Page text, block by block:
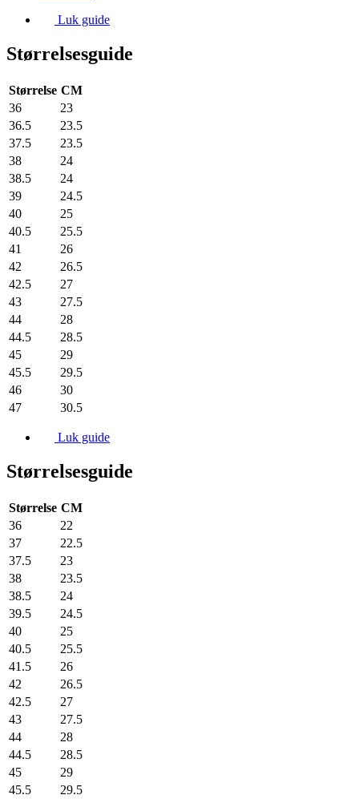
Luk guide
Størrelsesguide
Størrelse CM
36
23
36.5
23.5
37.5
23.5
38
24
38.5
24
39
24.5
40
25
40.5
25.5
41
26
42
26.5
42.5
27
43
27.5
44
28
44.5
28.5
45
29
45.5
29.5
46
30
47
30.5
Luk guide
Størrelsesguide
Størrelse CM
36
22
37
22.5
37.5
23
38
23.5
38.5
24
39.5
24.5
40
25
40.5
25.5
41.5
26
42
26.5
42.5
27
43
27.5
44
28
44.5
28.5
45
29
45.5
29.5